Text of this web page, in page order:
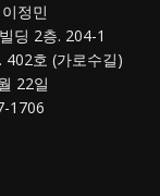
정민
딩 2층. 204-1
호 (가로수길)
22일
1706